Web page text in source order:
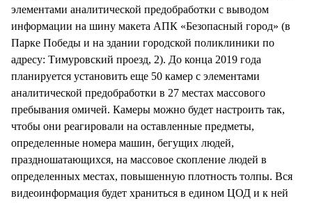
элементами аналитической предобработки с выводом
информации на шину макета АПК «Безопасный город» (в
Парке Победы и на здании городской поликлиники по
адресу: Тимуровский проезд, 2). До конца 2019 года
планируется установить еще 50 камер с элементами
аналитической предобработки в 27 местах массового
пребывания омичей. Камеры можно будет настроить так,
чтобы они реагировали на оставленные предметы,
определенные номера машин, бегущих людей,
праздношатающихся, на массовое скопление людей в
определенных местах, повышенную плотность толпы. Вся
видеоинформация будет храниться в едином ЦОД и к ней